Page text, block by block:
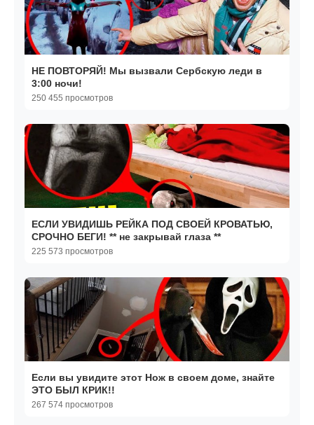
НЕ ПОВТОРЯЙ! Мы вызвали Сербскую леди в
3:00 ночи!
250 455 просмотров
ЕСЛИ УВИДИШЬ РЕЙКА ПОД СВОЕЙ КРОВАТЬЮ,
СРОЧНО БЕГИ! ** не закрывай глаза **
225 573 просмотров
Если вы увидите этот Нож в своем доме, знайте
ЭТО БЫЛ КРИК!!
267 574 просмотров